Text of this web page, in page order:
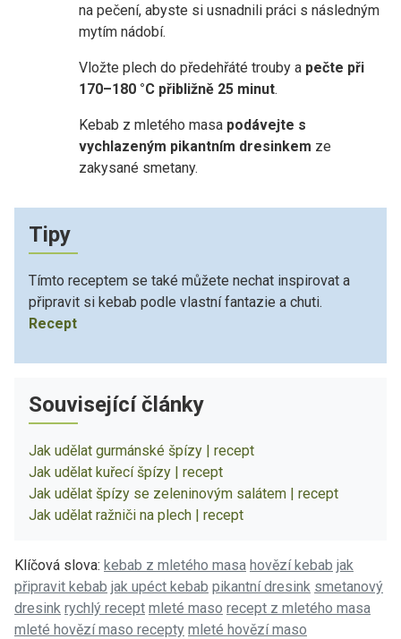
na pečení, abyste si usnadnili práci s následným
mytím nádobí.
Vložte plech do předehřáté trouby a pečte při
170–180 °C přibližně 25 minut.
Kebab z mletého masa podávejte s
vychlazeným pikantním dresinkem ze
zakysané smetany.
Tipy
Tímto receptem se také můžete nechat inspirovat a
připravit si kebab podle vlastní fantazie a chuti.
Recept
Související články
Jak udělat gurmánské špízy | recept
Jak udělat kuřecí špízy | recept
Jak udělat špízy se zeleninovým salátem | recept
Jak udělat ražniči na plech | recept
Klíčová slova: kebab z mletého masa hovězí kebab jak
připravit kebab jak upéct kebab pikantní dresink smetanový
dresink rychlý recept mleté maso recept z mletého masa
mleté hovězí maso recepty mleté hovězí maso